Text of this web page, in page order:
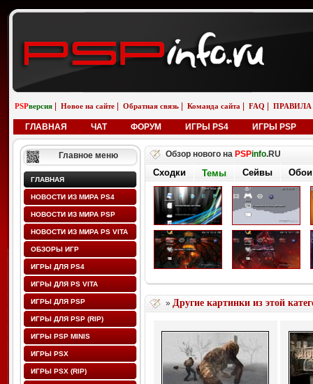
PSPверсия Новое на сайте Обратная связь Команда сайта FAQ ПРАВИЛА
ГЛАВНАЯ ЧАТ ФОРУМ ИГРЫ PS4 ИГРЫ PSP
Главное меню
ГЛАВНАЯ
НОВОСТИ ИЗ МИРА PS4
НОВОСТИ ИЗ МИРА PSP
НОВОСТИ ИЗ МИРА PS VITA
ОБЗОРЫ ИГР
ИГРЫ ДЛЯ PS4
ИГРЫ ДЛЯ PS VITA
ИГРЫ ДЛЯ PSP
ИГРЫ ДЛЯ PSP (RIP)
ИГРЫ PSP MINIS
ИГРЫ PSX
ИГРЫ PSX (RIP)
Обзор нового на PSPinfo.RU
Сходки Темы Сейвы Обои
» Другие картинки из этой